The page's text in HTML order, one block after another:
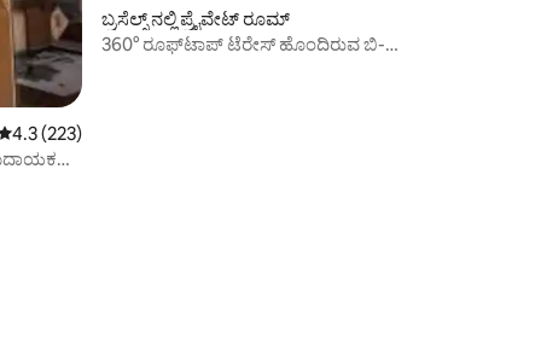
ರಲ್ಲಿ 4.3 ಸರಾಸರಿ ರೇಟಿಂಗ್, 223 ವಿಮರ್ಶೆಗಳು
4.3 (223)
ಬ್ರಸೆಲ್ಸ್ ನಲ್ಲಿ ಪ್ರೈವೇಟ್ ರೂಮ್
360° ರೂಫ್‌ಟಾಪ್ ಟೆರೇಸ್ ಹೊಂದಿರುವ ಬಿ-